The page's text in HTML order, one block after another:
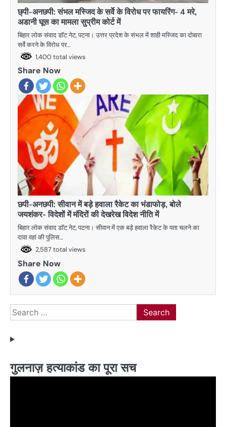
छ्पी-अनछपी: संभल मस्जिद के सर्वे के विरोध पर फायरिंग- 4 मरे,
अडानी घूस का मामला सुप्रीम कोर्ट में
बिहार लोक संवाद डॉट नेट, पटना। उत्तर प्रदेश के संभल में शाही मस्जिद का दोबारा
सर्वे करने के विरोध पर…
1,400 total views
Share Now
छपी-अनछपी: सीवान में बड़े हवाला रैकेट का भंडाफोड़, बोले
जयशंकर- विदेशों में मंदिरों की देखरेख विदेश नीति में
बिहार लोक संवाद डॉट नेट, पटना। सीवान में एक बड़े हवाला रैकेट के पता चलने का
दावा वहां की पुलिस…
2,587 total views
Share Now
Search
for:
गुलनाज़ हत्याकांड का पूरा सच